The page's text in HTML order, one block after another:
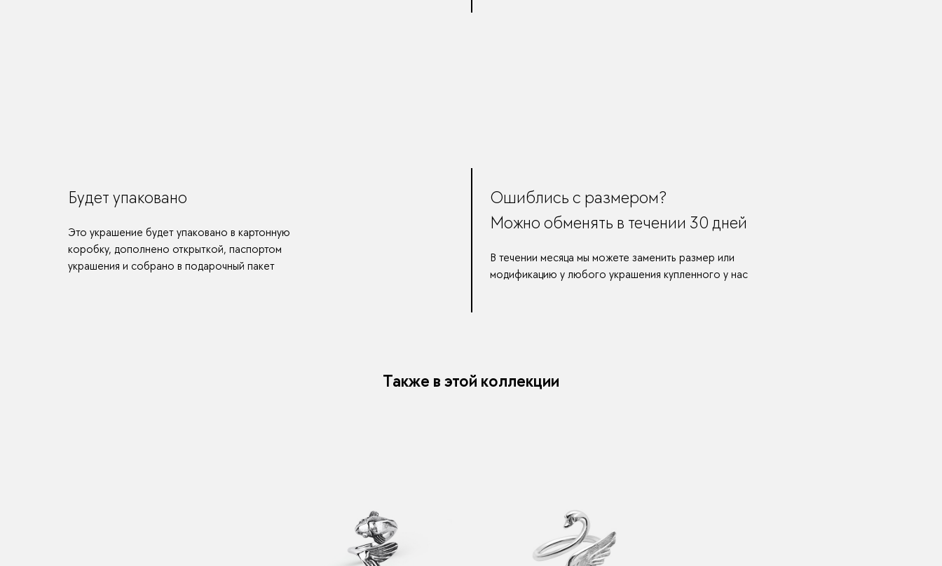
Будет упаковано
Это украшение будет упаковано в картонную
коробку, дополнено открыткой, паспортом
украшения и собрано в подарочный пакет
Ошиблись с размером?
Можно обменять в течении 30 дней
В течении месяца мы можете заменить размер или
модификацию у любого украшения купленного у нас
Также в этой коллекции